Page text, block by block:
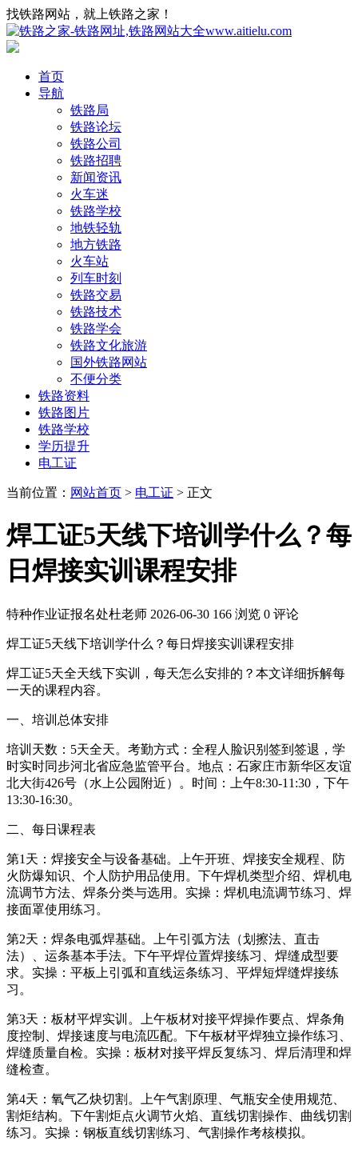
找铁路网站，就上铁路之家！
首页
导航
铁路局
铁路论坛
铁路公司
铁路招聘
新闻资讯
火车迷
铁路学校
地铁轻轨
地方铁路
火车站
列车时刻
铁路交易
铁路技术
铁路学会
铁路文化旅游
国外铁路网站
不便分类
铁路资料
铁路图片
铁路学校
学历提升
电工证
当前位置： 网站首页 > 电工证 > 正文
焊工证5天线下培训学什么？每
日焊接实训课程安排
特种作业证报名处杜老师 2026-06-30 166 浏览 0 评论
焊工证5天线下培训学什么？每日焊接实训课程安排
焊工证5天全天线下实训，每天怎么安排的？本文详细拆解每
一天的课程内容。
一、培训总体安排
培训天数：5天全天。考勤方式：全程人脸识别签到签退，学
时实时同步河北省应急监管平台。地点：石家庄市新华区友谊
北大街426号（水上公园附近）。时间：上午8:30-11:30，下午
13:30-16:30。
二、每日课程表
第1天：焊接安全与设备基础。上午开班、焊接安全规程、防
火防爆知识、个人防护用品使用。下午焊机类型介绍、焊机电
流调节方法、焊条分类与选用。实操：焊机电流调节练习、焊
接面罩使用练习。
第2天：焊条电弧焊基础。上午引弧方法（划擦法、直击
法）、运条基本手法。下午平焊位置焊接练习、焊缝成型要
求。实操：平板上引弧和直线运条练习、平焊短焊缝焊接练
习。
第3天：板材平焊实训。上午板材对接平焊操作要点、焊条角
度控制、焊接速度与电流匹配。下午板材平焊独立操作练习、
焊缝质量自检。实操：板材对接平焊反复练习、焊后清理和焊
缝检查。
第4天：氧气乙炔切割。上午气割原理、气瓶安全使用规范、
割炬结构。下午割炬点火调节火焰、直线切割操作、曲线切割
练习。实操：钢板直线切割练习、气割操作考核模拟。